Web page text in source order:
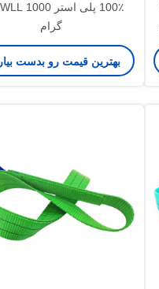
گرام
بهترین قیمت رو بدست بیار